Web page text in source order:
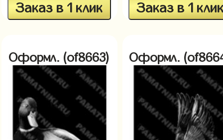
Заказ в 1 клик
Заказ в 1
Оформл. (of8663) Оформл.